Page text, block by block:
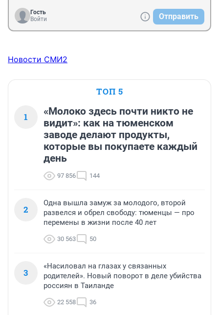
Гость
Войти
Отправить
Новости СМИ2
ТОП 5
1
«Молоко здесь почти никто не
видит»: как на тюменском
заводе делают продукты,
которые вы покупаете каждый
день
97 856 144
2
Одна вышла замуж за молодого, второй
развелся и обрел свободу: тюменцы — про
перемены в жизни после 40 лет
30 563 50
3
«Насиловал на глазах у связанных
родителей». Новый поворот в деле убийства
россиян в Таиланде
22 558 36